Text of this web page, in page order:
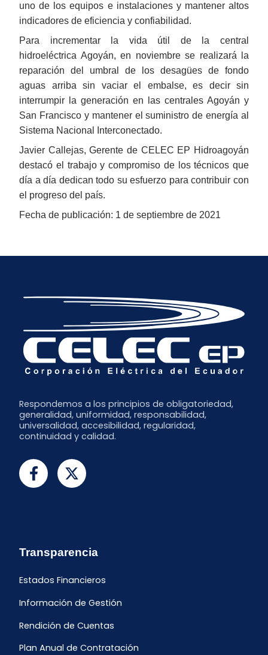
uno de los equipos e instalaciones y mantener altos
indicadores de eficiencia y confiabilidad.
Para incrementar la vida útil de la central
hidroeléctrica Agoyán, en noviembre se realizará la
reparación del umbral de los desagües de fondo
aguas arriba sin vaciar el embalse, es decir sin
interrumpir la generación en las centrales Agoyán y
San Francisco y mantener el suministro de energía al
Sistema Nacional Interconectado.
Javier Callejas, Gerente de CELEC EP Hidroagoyán
destacó el trabajo y compromiso de los técnicos que
día a día dedican todo su esfuerzo para contribuir con
el progreso del país.
Fecha de publicación: 1 de septiembre de 2021
Respondemos a los principios de obligatoriedad,
generalidad, uniformidad, responsabilidad,
universalidad, accesibilidad, regularidad,
continuidad y calidad.
Transparencia
Estados Financieros
Información de Gestión
Rendición de Cuentas
Plan Anual de Contratación